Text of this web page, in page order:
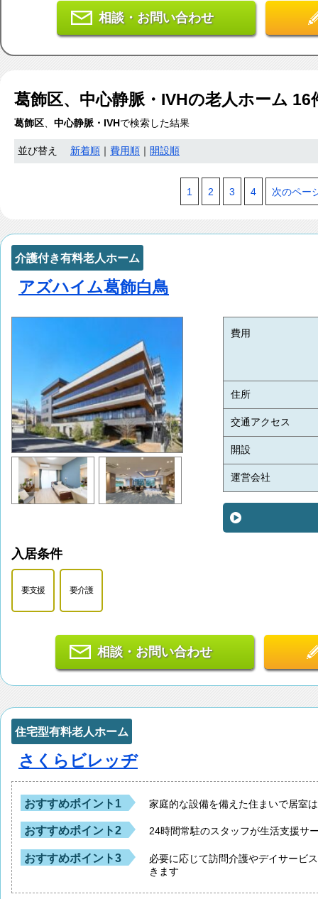
相談・お問い合わせ
葛飾区、中心静脈・IVHの老人ホーム 16
葛飾区、 中心静脈・IVH で検索した結果
並び替え 新着順 費用順 開設順
1 2 3 4 次のペー
介護付き有料老人ホーム
アズハイム葛飾白鳥
費用
住所
交通アクセス
開設
運営会社
入居条件
要支援 要介護
相談・お問い合わせ
住宅型有料老人ホーム
さくらビレッヂ
おすすめポイント1 家庭的な設備を備えた住まいで居室
おすすめポイント2 24時間常駐のスタッフが生活支援サ
おすすめポイント3
必要に応じて訪問介護やデイサービ
きます